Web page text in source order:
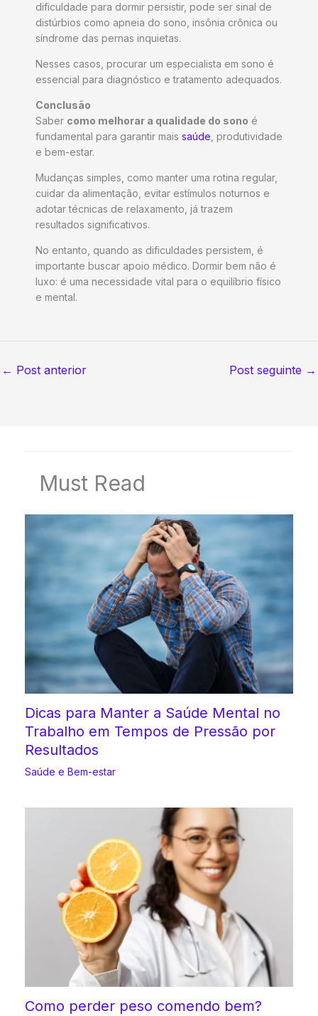
dificuldade para dormir persistir, pode ser sinal de
distúrbios como apneia do sono, insônia crônica ou
síndrome das pernas inquietas.
Nesses casos, procurar um especialista em sono é
essencial para diagnóstico e tratamento adequados.
Conclusão
Saber como melhorar a qualidade do sono é
fundamental para garantir mais saúde , produtividade
e bem-estar.
Mudanças simples, como manter uma rotina regular,
cuidar da alimentação, evitar estímulos noturnos e
adotar técnicas de relaxamento, já trazem
resultados significativos.
No entanto, quando as dificuldades persistem, é
importante buscar apoio médico. Dormir bem não é
luxo: é uma necessidade vital para o equilíbrio físico
e mental.
← Post anterior Post seguinte →
Must Read
Dicas para Manter a Saúde Mental no
Trabalho em Tempos de Pressão por
Resultados
Saúde e Bem-estar
Como perder peso comendo bem?